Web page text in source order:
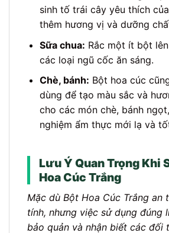
sinh tố trái cây yêu thích
thêm hương vị và dưỡng
Sữa chua: Rắc một ít bột
các loại ngũ cốc ăn sáng.
Chè, bánh: Bột hoa cúc
dùng để tạo màu sắc và
cho các món chè, bánh
nghiệm ẩm thực mới lạ và
Lưu Ý Quan Trọng Khi
Hoa Cúc Trắng
Mặc dù Bột Hoa Cúc Trắng an
tính, nhưng việc sử dụng đúng
bảo quản và nhận biết các đối